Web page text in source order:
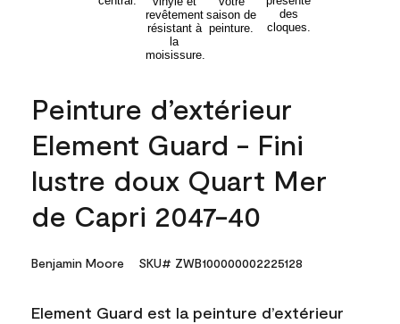
Peinture d’extérieur
Element Guard - Fini
lustre doux Quart Mer
de Capri 2047-40
Benjamin Moore SKU# ZWB100000002225128
Element Guard est la peinture d’extérieur